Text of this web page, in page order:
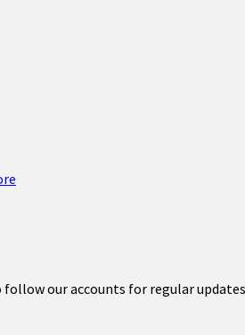
follow our accounts for regular